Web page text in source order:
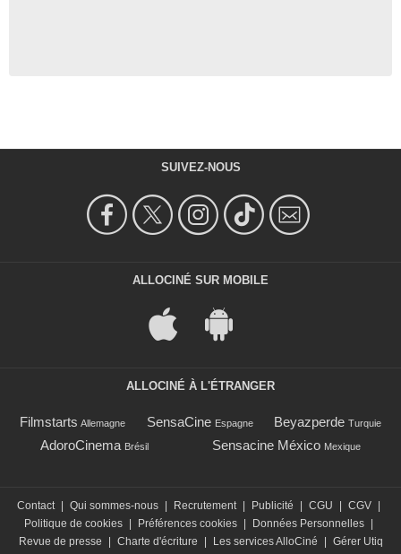
SUIVEZ-NOUS
ALLOCINÉ SUR MOBILE
ALLOCINÉ À L'ÉTRANGER
Filmstarts Allemagne SensaCine Espagne Beyazperde Turquie
AdoroCinema Brésil Sensacine México Mexique
Contact | Qui sommes-nous | Recrutement | Publicité | CGU | CGV |
Politique de cookies | Préférences cookies | Données Personnelles |
Revue de presse
| Charte d'écriture | Les services AlloCiné | Gérer Utiq